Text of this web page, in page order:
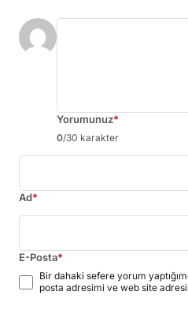
Yorumunuz*
0/30 karakter
Ad*
E-Posta*
Bir dahaki sefere yorum
posta adresimi ve web site